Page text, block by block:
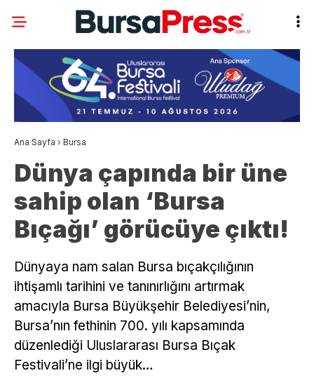
Ana Sayfa › Bursa
Dünya çapında bir üne
sahip olan ‘Bursa
Bıçağı’ görücüye çıktı!
Dünyaya nam salan Bursa bıçakçılığının
ihtişamlı tarihini ve tanınırlığını artırmak
amacıyla Bursa Büyükşehir Belediyesi’nin,
Bursa’nın fethinin 700. yılı kapsamında
düzenlediği Uluslararası Bursa Bıçak
Festivali’ne ilgi büyük…